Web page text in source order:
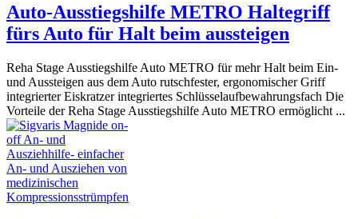
Auto-Ausstiegshilfe METRO Haltegriff
fürs Auto für Halt beim aussteigen
Reha Stage Ausstiegshilfe Auto METRO für mehr Halt beim Ein-
und Aussteigen aus dem Auto rutschfester, ergonomischer Griff
integrierter Eiskratzer integriertes Schlüsselaufbewahrungsfach Die
Vorteile der Reha Stage Ausstiegshilfe Auto METRO ermöglicht ...